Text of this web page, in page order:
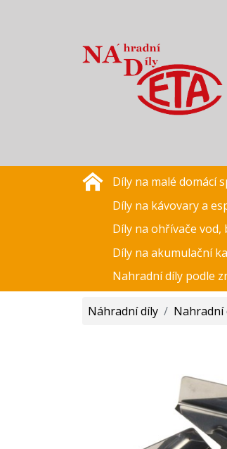
Díly na malé domácí
Díly na kávovary a
Díly na ohřívače vod,
Díly na akumulační
Nahradní díly podle
Náhradní díly / Nahradní